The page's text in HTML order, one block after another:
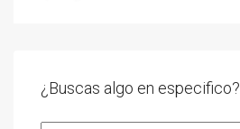
¿Buscas algo en especifico?